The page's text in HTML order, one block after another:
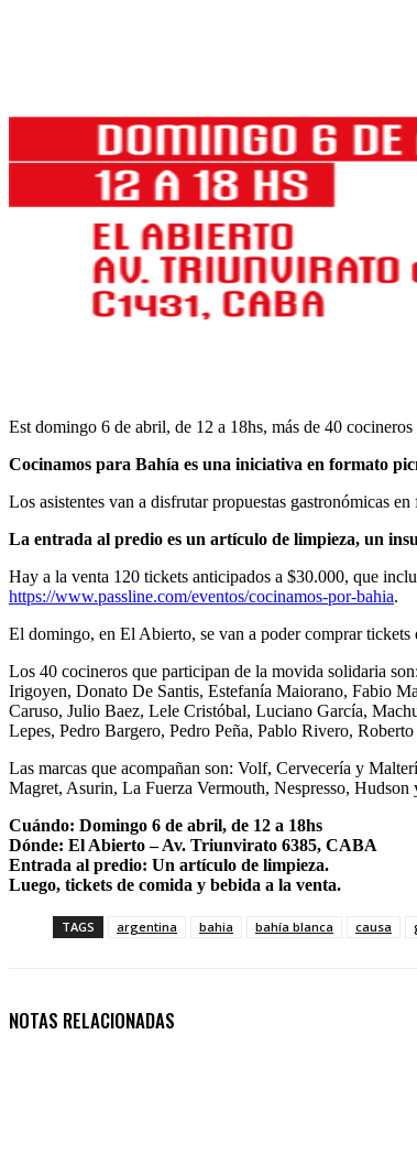
Est domingo 6 de abril, de 12 a 18hs, más de 40
Cocinamos para Bahía es una iniciativa en formato
Los asistentes van a disfrutar propuestas gastronómicas
La entrada al predio es un artículo de limpieza, un
Hay a la venta 120 tickets anticipados a $30.000, que
https://www.passline.com/eventos/cocinamos-por-bahia.
El domingo, en El Abierto, se van a poder comprar tickets
Los 40 cocineros que participan de la movida solidaria
Irigoyen, Donato De Santis, Estefanía Maiorano, Fabio
Caruso, Julio Baez, Lele Cristóbal, Luciano García,
Lepes, Pedro Bargero, Pedro Peña, Pablo Rivero,
Las marcas que acompañan son: Volf, Cervecería y
Magret, Asurin, La Fuerza Vermouth, Nespresso, Hudson
Cuándo: Domingo 6 de abril, de 12 a 18hs
Dónde: El Abierto – Av. Triunvirato 6385, CABA
Entrada al predio: Un artículo de limpieza.
Luego, tickets de comida y bebida a la venta.
TAGS argentina bahia bahía blanca causa
NOTAS RELACIONADAS